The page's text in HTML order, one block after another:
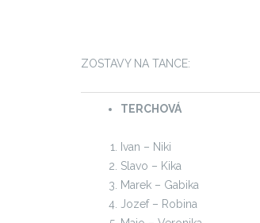
ZOSTAVY NA TANCE:
TERCHOVÁ
Ivan – Niki
Slavo – Kika
Marek – Gabika
Jozef – Robina